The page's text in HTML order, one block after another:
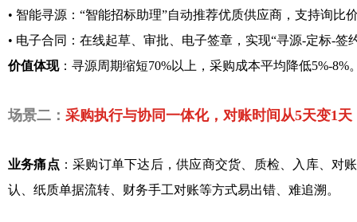
• 智能寻源：“智能招标助理”自动推荐优质供应商，支持询比
• 电子合同：在线起草、审批、电子签章，实现“寻源-定标-签
价值体现：寻源周期缩短70%以上，采购成本平均降低5%-8%
场景二： 采购执行与协同一体化，对账时间从5天变1天
业务痛点 ：采购订单下达后，供应商交货、质检、入库、对
认、纸质单据流转、财务手工对账等方式易出错、难追溯。